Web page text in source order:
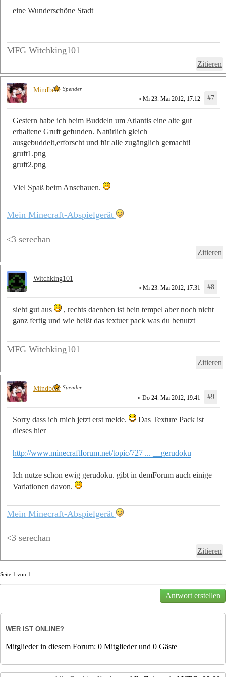
eine Wunderschöne Stadt
MFG Witchking101
Zitieren
» Mi 23. Mai 2012, 17:12 #7
Gestern habe ich beim Buddeln um Atlantis eine alte gut
erhaltene Gruft gefunden. Natürlich gleich
ausgebuddelt,erforscht und für alle zugänglich gemacht!
gruft1.png
gruft2.png
Viel Spaß beim Anschauen.
Mein Minecraft-Abspielgerät
<3 serechan
Zitieren
Mindbear Spender
» Mi 23. Mai 2012, 17:31 #8
sieht gut aus
, rechts daenben ist bein tempel aber noch nicht
ganz fertig und wie heißt das textuer pack was du benutzt
MFG Witchking101
Zitieren
Witchking101
» Do 24. Mai 2012, 19:41 #9
Sorry dass ich mich jetzt erst melde.
Das Texture Pack ist
dieses hier
http://www.minecraftforum.net/topic/727 ... __gerudoku
Ich nutze schon ewig gerudoku. gibt in demForum auch einige
Variationen davon.
Mein Minecraft-Abspielgerät
<3 serechan
Zitieren
Mindbear Spender
Seite 1 von 1
Antwort erstellen
WER IST ONLINE?
Mitglieder in diesem Forum: 0 Mitglieder und 0 Gäste